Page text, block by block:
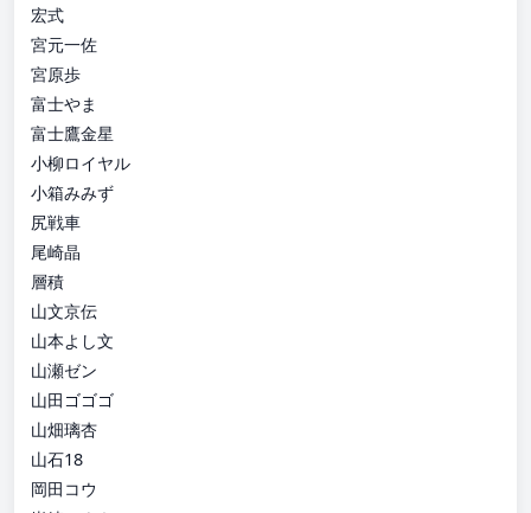
宏式
宮元一佐
宮原歩
富士やま
富士鷹金星
小柳ロイヤル
小箱みみず
尻戦車
尾崎晶
層積
山文京伝
山本よし文
山瀬ゼン
山田ゴゴゴ
山畑璃杏
山石18
岡田コウ